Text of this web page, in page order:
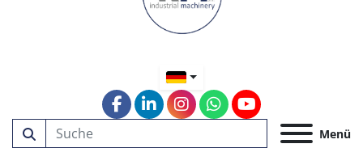
Menü
facebook
linkedininstagram
whatsapp
youtube